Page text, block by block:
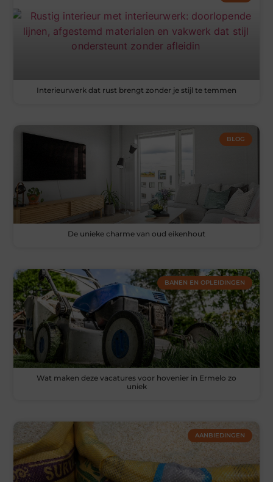
Interieurwerk dat rust brengt zonder je stijl te temmen
BLOG
De unieke charme van oud eikenhout
BANEN EN OPLEIDINGEN
Wat maken deze vacatures voor hovenier in Ermelo zo
uniek
AANBIEDINGEN